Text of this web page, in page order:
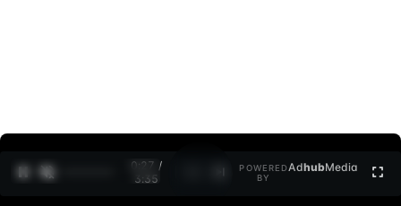
0:27 /
3:35
POWERED
BY
AdhubMedia